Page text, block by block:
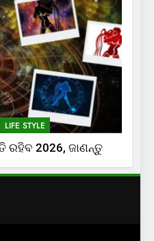
LIFE STYLE
ରହିବ 2026, ଜାଣନ୍ତୁ